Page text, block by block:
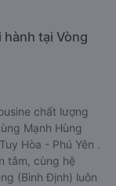
tại Vòng
chất lượng
Mạnh Hùng
Hòa - Phú Yên .
tâm, cùng hệ
(Bình Định) luôn